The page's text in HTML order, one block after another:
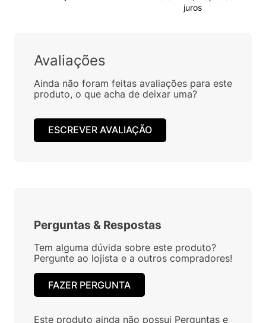
juros
Avaliações
Ainda não foram feitas avaliações para este
produto, o que acha de deixar uma?
ESCREVER AVALIAÇÃO
Perguntas & Respostas
Tem alguma dúvida sobre este produto?
Pergunte ao lojista e a outros compradores!
FAZER PERGUNTA
Este produto ainda não possui Perguntas e